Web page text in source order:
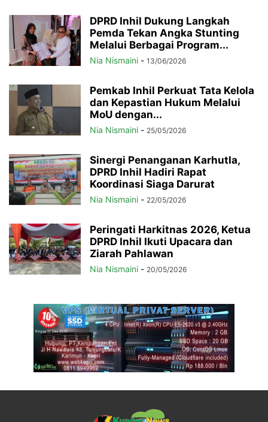
DPRD Inhil Dukung Langkah
Pemda Tekan Angka Stunting
Melalui Berbagai Program...
Nia Nismaini - 13/06/2026
Pemkab Inhil Perkuat Tata Kelola
dan Kepastian Hukum Melalui
MoU dengan...
Nia Nismaini - 25/05/2026
Sinergi Penanganan Karhutla,
DPRD Inhil Hadiri Rapat
Koordinasi Siaga Darurat
Nia Nismaini - 22/05/2026
Peringati Harkitnas 2026, Ketua
DPRD Inhil Ikuti Upacara dan
Ziarah Pahlawan
Nia Nismaini - 20/05/2026